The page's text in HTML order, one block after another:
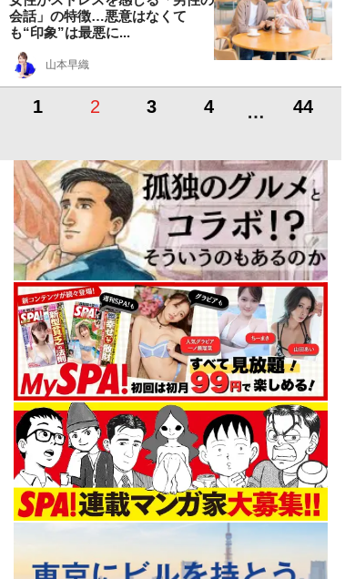
会話」の特徴…悪意はなくて
も“印象”は最悪に...
山本早織
1 2 3 4 … 44